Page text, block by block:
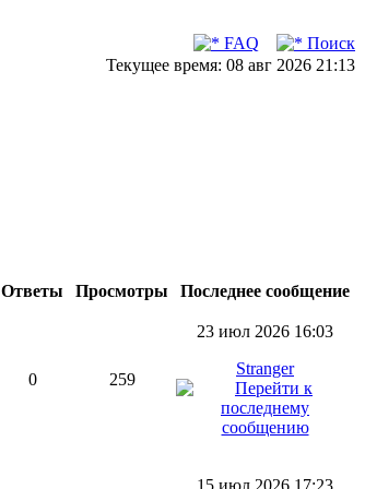
FAQ
Поиск
Текущее время: 08 авг 2026 21:13
Ответы Просмотры Последнее сообщение
0 259
23 июл 2026 16:03
Stranger
15 июл 2026 17:23